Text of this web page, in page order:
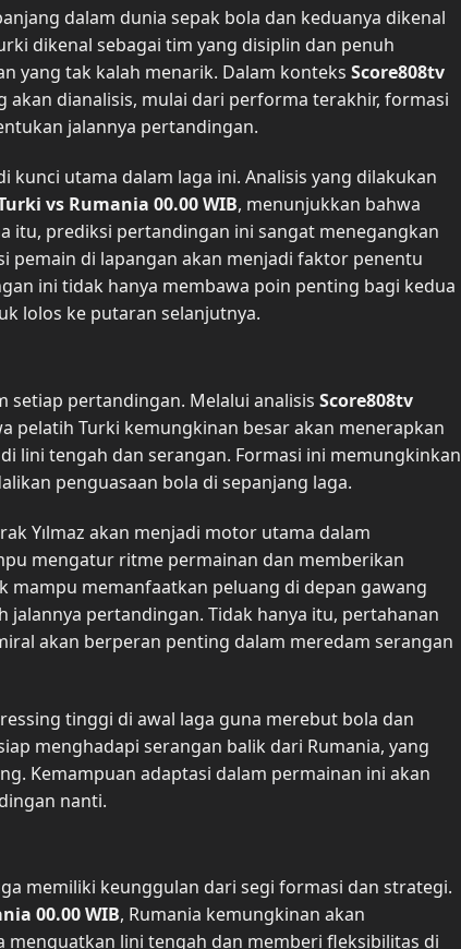
dalam dunia sepak bola dan keduanya dikenal
dikenal sebagai tim yang disiplin dan penuh
yang tak kalah menarik. Dalam konteks Score808tv
akan dianalisis, mulai dari performa terakhir, formasi
jalannya pertandingan.
utama dalam laga ini. Analisis yang dilakukan
vs Rumania 00.00 WIB, menunjukkan bahwa
itu, prediksi pertandingan ini sangat menegangkan
pemain di lapangan akan menjadi faktor penentu
ini tidak hanya membawa poin penting bagi kedua
lolos ke putaran selanjutnya.
setiap pertandingan. Melalui analisis Score808tv
pelatih Turki kemungkinan besar akan menerapkan
lini tengah dan serangan. Formasi ini memungkinkan
penguasaan bola di sepanjang laga.
Yılmaz akan menjadi motor utama dalam
mengatur ritme permainan dan memberikan
mampu memanfaatkan peluang di depan gawang
pertandingan. Tidak hanya itu, pertahanan
akan berperan penting dalam meredam serangan
tinggi di awal laga guna merebut bola dan
menghadapi serangan balik dari Rumania, yang
Kemampuan adaptasi dalam permainan ini akan
nanti.
memiliki keunggulan dari segi formasi dan strategi.
00.00 WIB, Rumania kemungkinan akan
lini tengah dan memberi fleksibilitas di